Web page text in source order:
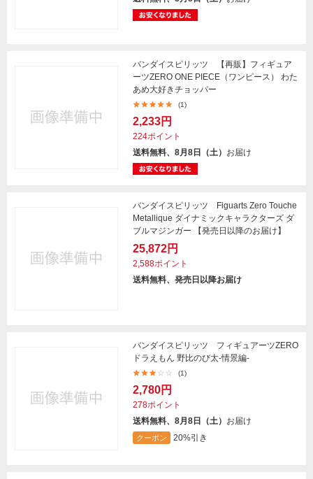
バンダイスピリッツ 【再販】フィギュア
ーツZERO ONE PIECE（ワンピース） わた
あめ大好きチョッパー
(1)
2,233円
224ポイント
送料無料、8月8日（土） お届け
バンダイスピリッツ Figuarts Zero Touche
Metallique ダイナミックキャラクターズ ダ
ブルマジンガー 【発売日以降のお届け】
25,872円
2,588ポイント
送料無料、発売日以降お届け
バンダイスピリッツ フィギュアーツZERO
ドラえもん 野比のび太-情景編-
(1)
2,780円
278ポイント
送料無料、8月8日（土） お届け
クーポン 20%引き